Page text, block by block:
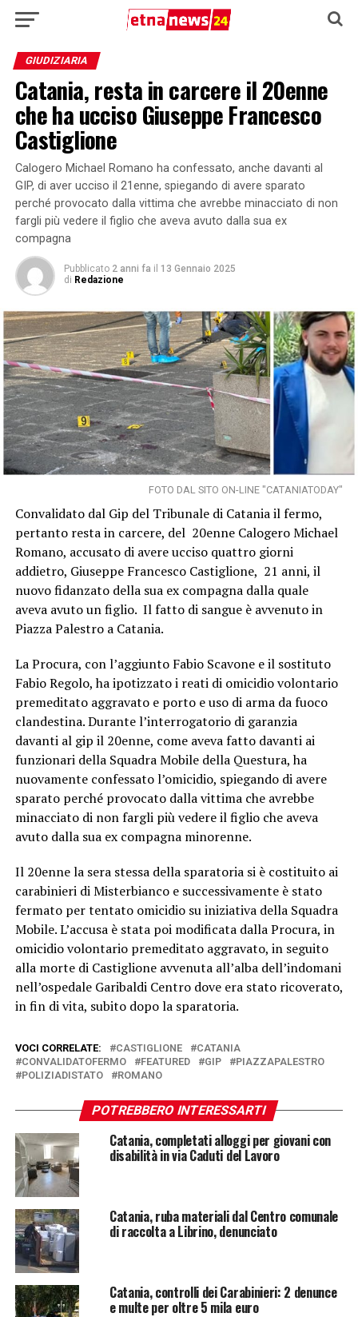
GIUDIZIARIA
Catania, resta in carcere il 20enne
che ha ucciso Giuseppe Francesco
Castiglione
Calogero Michael Romano ha confessato, anche davanti al
GIP, di aver ucciso il 21enne, spiegando di avere sparato
perché provocato dalla vittima che avrebbe minacciato di non
fargli più vedere il figlio che aveva avuto dalla sua ex
compagna
Pubblicato 2 anni fa il 13 Gennaio 2025
di Redazione
FOTO DAL SITO ON-LINE "CATANIATODAY"
Convalidato dal Gip del Tribunale di Catania il fermo,
pertanto resta in carcere, del 20enne Calogero Michael
Romano, accusato di avere ucciso quattro giorni
addietro, Giuseppe Francesco Castiglione, 21 anni, il
nuovo fidanzato della sua ex compagna dalla quale
aveva avuto un figlio. Il fatto di sangue è avvenuto in
Piazza Palestro a Catania.
La Procura, con l’aggiunto Fabio Scavone e il sostituto
Fabio Regolo, ha ipotizzato i reati di omicidio volontario
premeditato aggravato e porto e uso di arma da fuoco
clandestina. Durante l’interrogatorio di garanzia
davanti al gip il 20enne, come aveva fatto davanti ai
funzionari della Squadra Mobile della Questura, ha
nuovamente confessato l’omicidio, spiegando di avere
sparato perché provocato dalla vittima che avrebbe
minacciato di non fargli più vedere il figlio che aveva
avuto dalla sua ex compagna minorenne.
Il 20enne la sera stessa della sparatoria si è costituito ai
carabinieri di Misterbianco e successivamente è stato
fermato per tentato omicidio su iniziativa della Squadra
Mobile. L’accusa è stata poi modificata dalla Procura, in
omicidio volontario premeditato aggravato, in seguito
alla morte di Castiglione avvenuta all’alba dell’indomani
nell’ospedale Garibaldi Centro dove era stato ricoverato,
in fin di vita, subito dopo la sparatoria.
VOCI CORRELATE: CASTIGLIONE
CATANIA
CONVALIDATOFERMO
FEATURED GIP
PIAZZAPALESTRO
POLIZIADISTATO
ROMANO
POTREBBERO INTERESSARTI
Catania, completati alloggi per giovani con
disabilità in via Caduti del Lavoro
Catania, ruba materiali dal Centro comunale
di raccolta a Librino, denunciato
Catania, controlli dei Carabinieri: 2 denunce
e multe per oltre 5 mila euro